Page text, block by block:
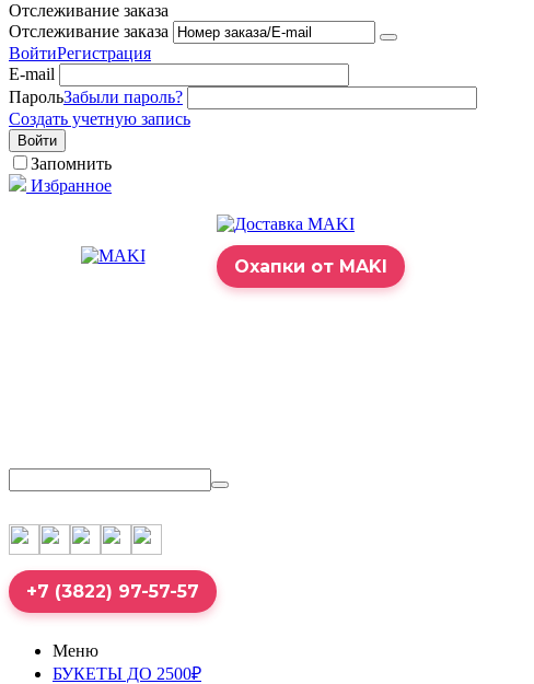
Отслеживание заказа
Отслеживание заказа
ВойтиРегистрация
E-mail
ПарольЗабыли пароль?
Создать учетную запись
Войти
Запомнить
Избранное
Охапки от MAKI
+7 (3822) 97-57-57
Меню
БУКЕТЫ ДО 2500₽